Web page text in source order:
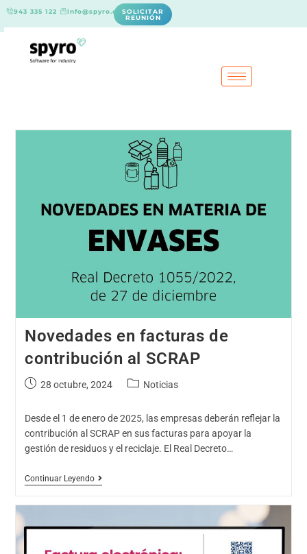
943 335 122 info@spyro.es SOLICITAR
REUNIÓN
Novedades en facturas de
contribución al SCRAP
28 octubre, 2024 Noticias
Desde el 1 de enero de 2025, las empresas deberán reflejar la
contribución al SCRAP en sus facturas para apoyar la
gestión de residuos y el reciclaje. El Real Decreto…
Continuar Leyendo